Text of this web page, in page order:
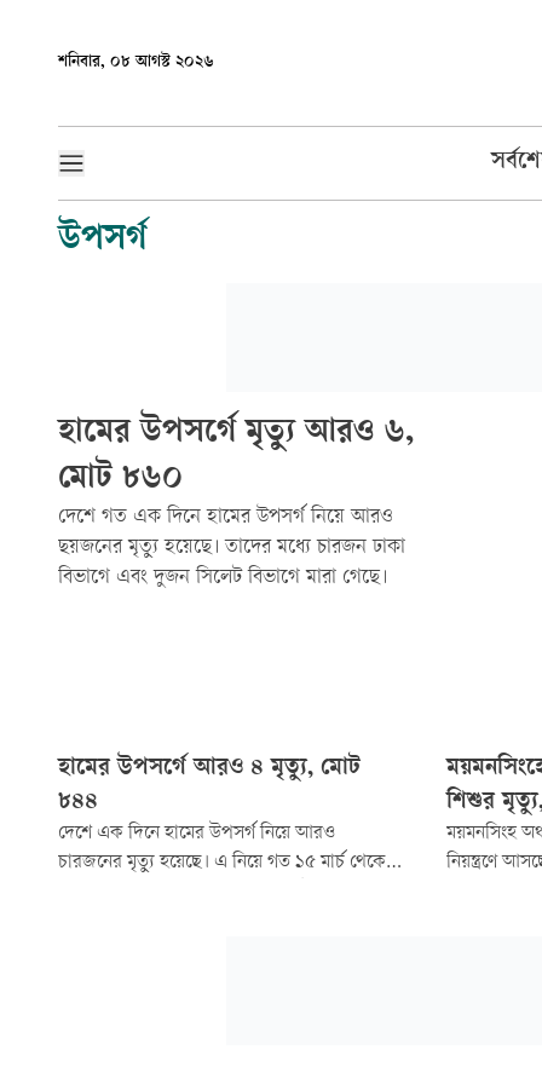
শনিবার, ০৮ আগস্ট ২০২৬
উপসর্গ
হামের উপসর্গে মৃত্যু আরও ৬,
মোট ৮৬০
দেশে গত এক দিনে হামের উপসর্গ নিয়ে আরও
ছয়জনের মৃত্যু হয়েছে। তাদের মধ্যে চারজন ঢাকা
বিভাগে এবং দুজন সিলেট বিভাগে মারা গেছে।
হামের উপসর্গে আরও ৪ মৃত্যু, মোট
৮৪৪
দেশে এক দিনে হামের উপসর্গ নিয়ে আরও
চারজনের মৃত্যু হয়েছে। এ নিয়ে গত ১৫ মার্চ থেকে
শিশুর
ময়মনসিংহ
নিয়ন্ত্রণে